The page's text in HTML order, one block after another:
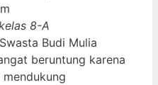
8-A
Budi Mulia
beruntung karena